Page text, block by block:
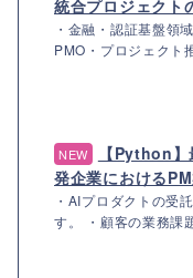
統合プロジェクト
・金融・認証基盤領
PMO・プロジェクト
NEW
【Python
発企業における
・AIプロダクトの受
す。 ・顧客の業務課